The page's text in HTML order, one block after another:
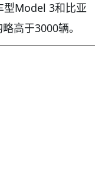
型Model 3和比亚
高于3000辆。